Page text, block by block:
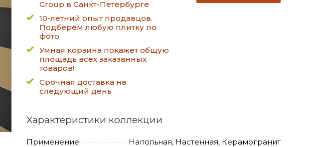
Group в Санкт-Петербурге
10-летний опыт продавцов.
Подберём любую плитку по
фото
Умная корзина покажет общую
площадь всех заказанных
товаров!
Срочная доставка на
следующий день
Характеристики коллекции
Применение
Напольная, Настенная, Керамогранит